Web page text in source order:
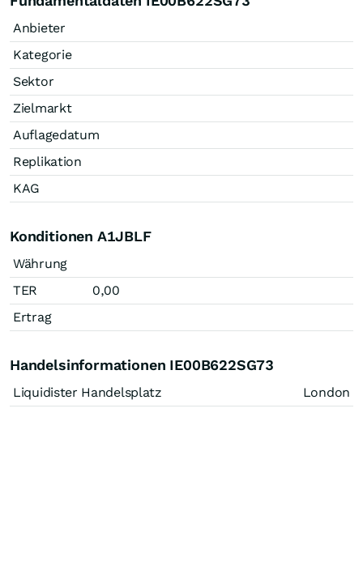
Anbieter
Kategorie
Sektor
Zielmarkt
Auflagedatum
Replikation
KAG
Konditionen A1JBLF
Währung
TER
0,00
Ertrag
Handelsinformationen IE00B622SG73
Liquidister Handelsplatz London